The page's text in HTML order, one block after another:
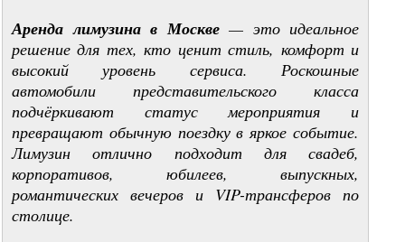
Аренда лимузина в Москве— это идеальное
решение для тех, кто ценит стиль, комфорт и
высокий уровень сервиса. Роскошные
автомобили представительского класса
подчёркивают статус мероприятия и
превращают обычную поездку в яркое событие.
Лимузин отлично подходит для свадеб,
корпоративов, юбилеев, выпускных,
романтических вечеров и VIP-трансферов по
столице.